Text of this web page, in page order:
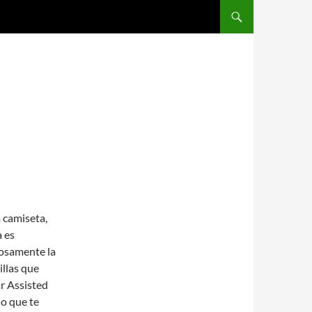
es
la
que
Assisted
que te